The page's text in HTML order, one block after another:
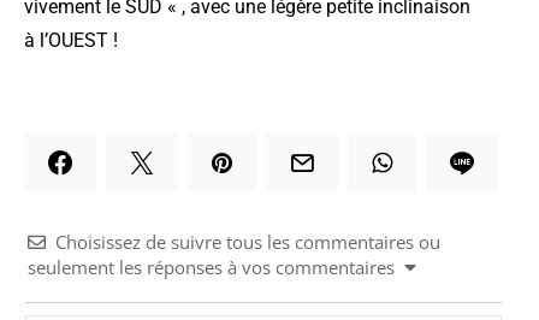
vivement le SUD « , avec une légère petite inclinaison
à l’OUEST !
Choisissez de suivre tous les commentaires ou
seulement les réponses à vos commentaires